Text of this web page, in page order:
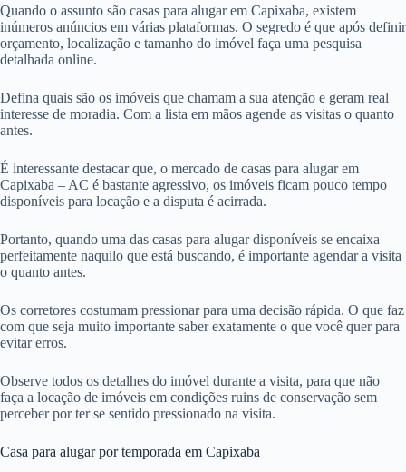
Quando o assunto são casas para alugar em Capixaba, existem
inúmeros anúncios em várias plataformas. O segredo é que após definir
orçamento, localização e tamanho do imóvel faça uma pesquisa
detalhada online.
Defina quais são os imóveis que chamam a sua atenção e geram real
interesse de moradia. Com a lista em mãos agende as visitas o quanto
antes.
É interessante destacar que, o mercado de casas para alugar em
Capixaba – AC é bastante agressivo, os imóveis ficam pouco tempo
disponíveis para locação e a disputa é acirrada.
Portanto, quando uma das casas para alugar disponíveis se encaixa
perfeitamente naquilo que está buscando, é importante agendar a visita
o quanto antes.
Os corretores costumam pressionar para uma decisão rápida. O que faz
com que seja muito importante saber exatamente o que você quer para
evitar erros.
Observe todos os detalhes do imóvel durante a visita, para que não
faça a locação de imóveis em condições ruins de conservação sem
perceber por ter se sentido pressionado na visita.
Casa para alugar por temporada em Capixaba